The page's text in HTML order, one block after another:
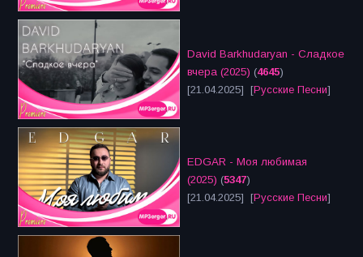
David Barkhudaryan - Сладкое
вчера (2025) (4645)
[21.04.2025] [Русские Песни]
EDGAR - Моя любимая
(2025) (5347)
[21.04.2025] [Русские Песни]